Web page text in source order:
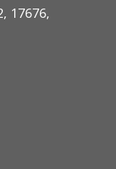
17676,